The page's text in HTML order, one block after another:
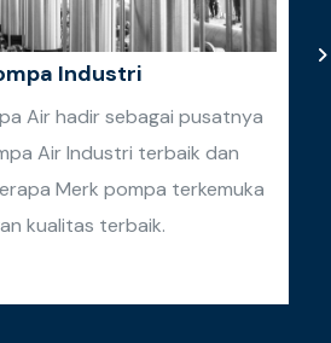
Industri
Air hadir sebagai pusatnya
Air Industri terbaik dan
Merk pompa terkemuka
kualitas terbaik.